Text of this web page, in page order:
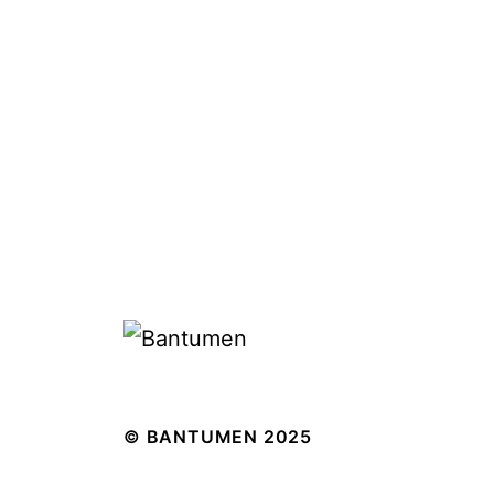
© BANTUMEN 2025